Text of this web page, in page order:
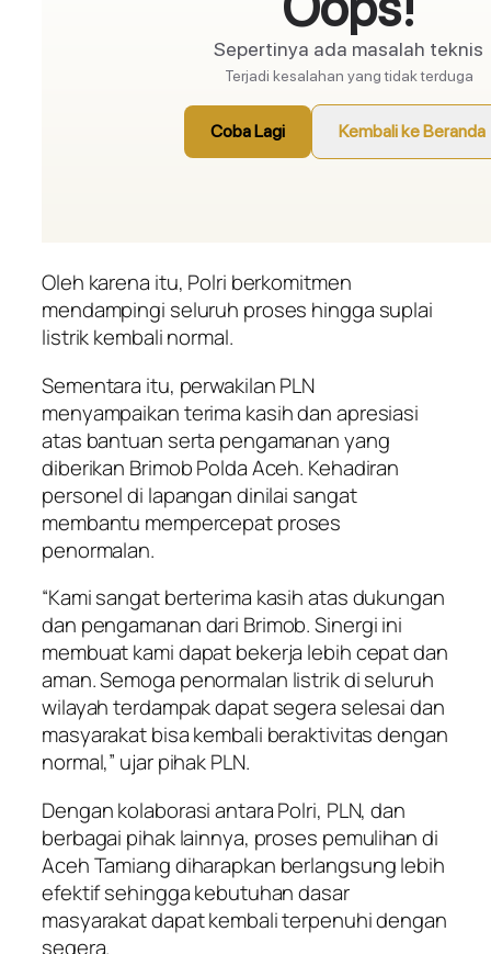
Oleh karena itu, Polri berkomitmen
mendampingi seluruh proses hingga suplai
listrik kembali normal.
Sementara itu, perwakilan PLN
menyampaikan terima kasih dan apresiasi
atas bantuan serta pengamanan yang
diberikan Brimob Polda Aceh. Kehadiran
personel di lapangan dinilai sangat
membantu mempercepat proses
penormalan.
“Kami sangat berterima kasih atas dukungan
dan pengamanan dari Brimob. Sinergi ini
membuat kami dapat bekerja lebih cepat dan
aman. Semoga penormalan listrik di seluruh
wilayah terdampak dapat segera selesai dan
masyarakat bisa kembali beraktivitas dengan
normal,” ujar pihak PLN.
Dengan kolaborasi antara Polri, PLN, dan
berbagai pihak lainnya, proses pemulihan di
Aceh Tamiang diharapkan berlangsung lebih
efektif sehingga kebutuhan dasar
masyarakat dapat kembali terpenuhi dengan
segera.